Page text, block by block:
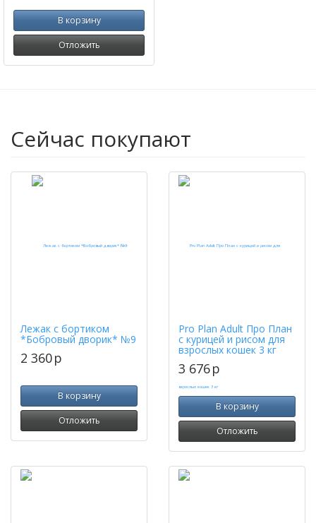
В корзину
Отложить
Сейчас покупают
Лежак с бортиком
*Бобровый дворик* №9
2 360p
В корзину
Отложить
Pro Plan Adult Про План
с курицей и рисом для
взрослых кошек 3 кг
3 676p
В корзину
Отложить